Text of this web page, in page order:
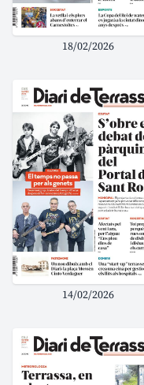
18/02/2026
14/02/2026